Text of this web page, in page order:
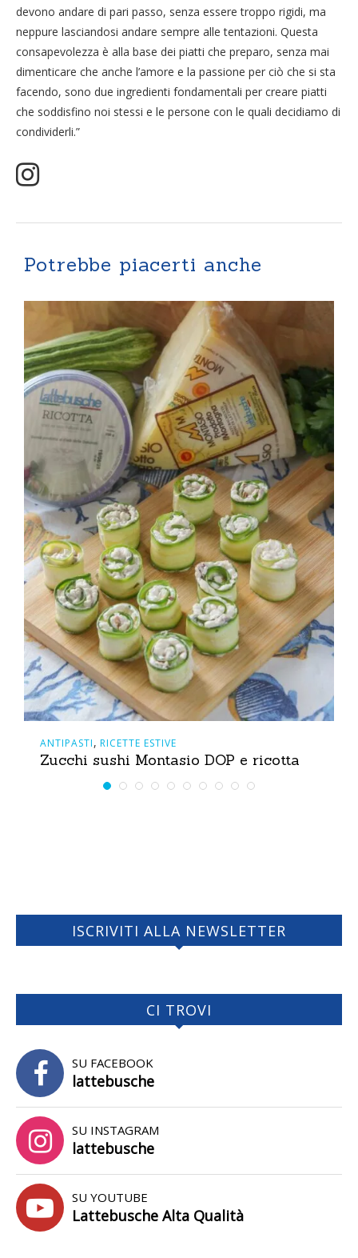
devono andare di pari passo, senza essere troppo rigidi, ma
neppure lasciandosi andare sempre alle tentazioni. Questa
consapevolezza è alla base dei piatti che preparo, senza mai
dimenticare che anche l’amore e la passione per ciò che si sta
facendo, sono due ingredienti fondamentali per creare piatti
che soddisfino noi stessi e le persone con le quali decidiamo di
condividerli.”
Potrebbe piacerti anche
ANTIPASTI, RICETTE ESTIVE
Zucchi sushi Montasio DOP e ricotta
ISCRIVITI ALLA NEWSLETTER
CI TROVI
SU FACEBOOK
lattebusche
SU INSTAGRAM
lattebusche
SU YOUTUBE
Lattebusche Alta Qualità